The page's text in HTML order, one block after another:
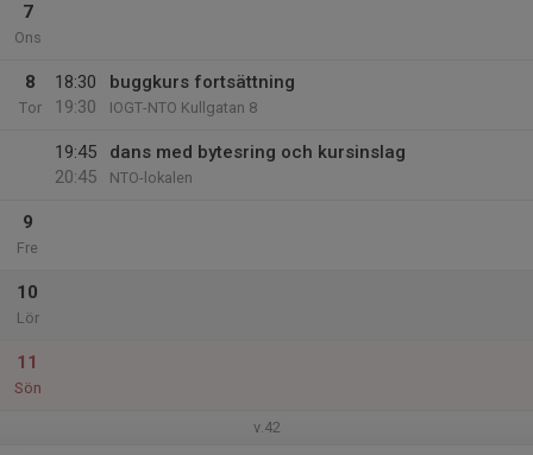
7
Ons
8
Tor
18:30
19:30
buggkurs fortsättning
IOGT-NTO Kullgatan 8
19:45
20:45
dans med bytesring och kursinslag
NTO-lokalen
9
Fre
10
Lör
11
Sön
v.42